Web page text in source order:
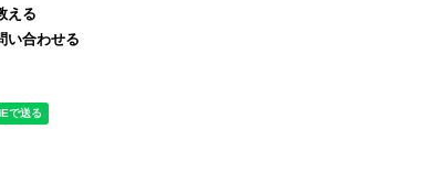
える
い合わせる